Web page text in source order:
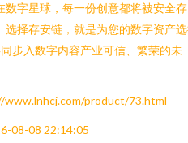
字星球，每一份创意都将被安全存
择存安链，就是为您的数字资产
步入数字内容产业可信、繁荣的未
product/73.html
08-08 22:14:05